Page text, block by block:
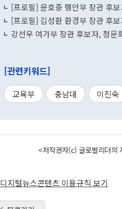
[프로필] 윤호중 행안부 장관 후
[프로필] 김성환 환경부 장관 후
강선우 여가부 장관 후보자, 청문
[관련키워드]
교육부 충남대 이진숙
<저작권자(c) 글로벌리더
디지털뉴스콘텐츠 이용규칙 보기